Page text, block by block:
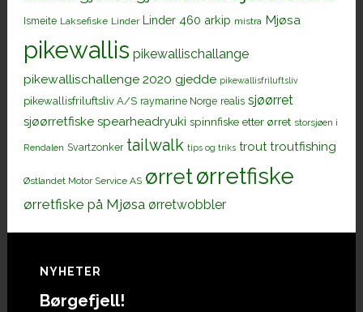
Ismeite Laksefiske Linder Linder 460 arkip mistra Mjøsa
pikewallis pikewallischallange
pikewallischallenge 2020 gjedde pikewallisfriluftsliv
pikewallisfriluftsliv A/S raymarine Norge realis sjøørret
sjøørretfiske spearheadryuki spinnfiske etter ørret storsjøen i
Rendalen Svartzonker tailwalk tips og triks trout troutfishing
Østlandet Motor Service AS ørretørretfiske
ørretfiske på Mjøsa ørretwobbler
Footer
NYHETER
Børgefjell!